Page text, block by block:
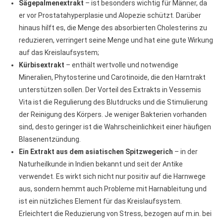
Sägepalmenextrakt – ist besonders wichtig für Männer, da
er vor Prostatahyperplasie und Alopezie schützt. Darüber
hinaus hilft es, die Menge des absorbierten Cholesterins zu
reduzieren, verringert seine Menge und hat eine gute Wirkung
auf das Kreislaufsystem;
Kürbisextrakt – enthält wertvolle und notwendige
Mineralien, Phytosterine und Carotinoide, die den Harntrakt
unterstützen sollen. Der Vorteil des Extrakts in Vessemis
Vita ist die Regulierung des Blutdrucks und die Stimulierung
der Reinigung des Körpers. Je weniger Bakterien vorhanden
sind, desto geringer ist die Wahrscheinlichkeit einer häufigen
Blasenentzündung.
Ein Extrakt aus dem asiatischen Spitzwegerich – in der
Naturheilkunde in Indien bekannt und seit der Antike
verwendet. Es wirkt sich nicht nur positiv auf die Harnwege
aus, sondern hemmt auch Probleme mit Harnableitung und
ist ein nützliches Element für das Kreislaufsystem.
Erleichtert die Reduzierung von Stress, bezogen auf m.in. bei